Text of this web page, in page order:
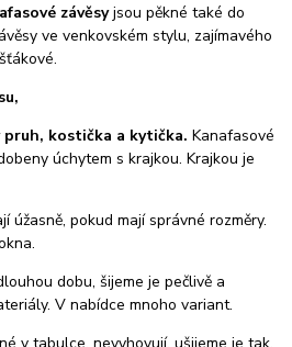
závěsyjsou pěkné také do
ve venkovském stylu, zajímavého
pruh, kostička a kytička.Kanafasové
úchytem s krajkou. Krajkou je
úžasně, pokud mají správné rozměry.
dobu, šijeme je pečlivě a
V nabídce mnoho variant.